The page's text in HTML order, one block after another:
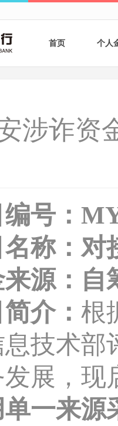
首页 个人
银
涉诈资
号：
称：对
源：自
介： 根
技术
展，
一来源